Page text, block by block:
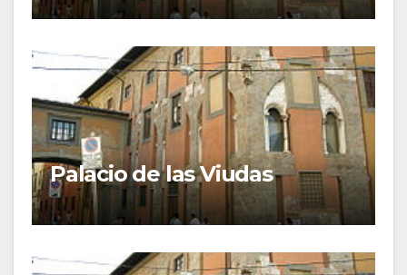
Palacio de las Viudas